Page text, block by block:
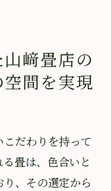
﨑畳店の
間を実現
だわりを持って
畳は、色合いと
、その選定から